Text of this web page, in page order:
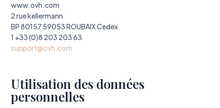
www.ovh.com
2 rue kellermann
BP 80157 59053 ROUBAIX Cedex
1 +33 (0)8 203 203 63
support@ovh.com
Utilisation des données
personnelles